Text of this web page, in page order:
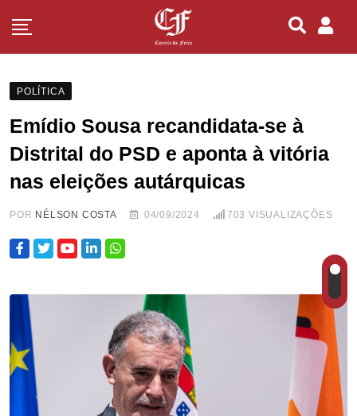
POLÍTICA
Emídio Sousa recandidata-se à
Distrital do PSD e aponta à vitória
nas eleições autárquicas
POR NÉLSON COSTA 04/09/2024 703 VISUALIZAÇÕES